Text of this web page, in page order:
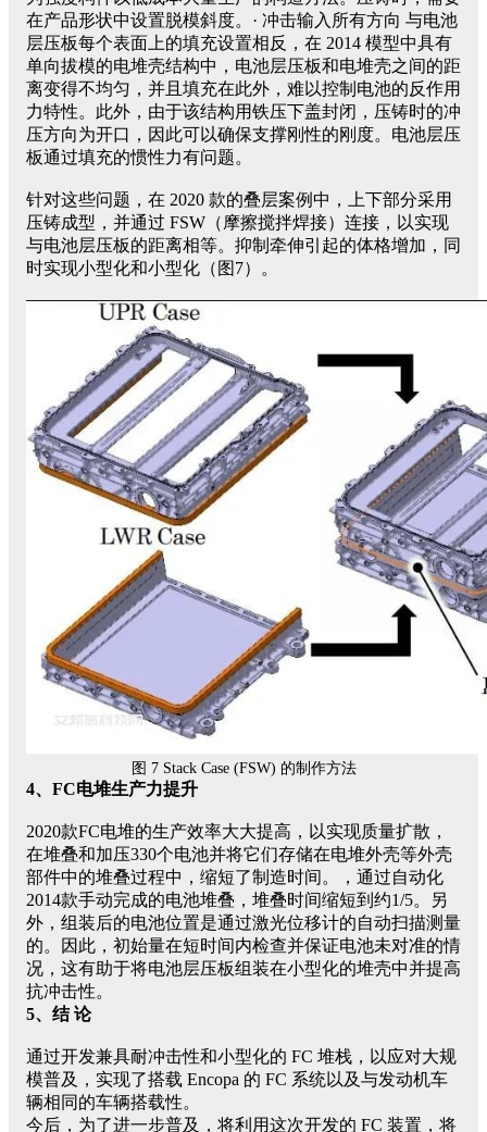
在产品形状中设置脱模斜度。· 冲击输入所有方向 与电池
层压板每个表面上的填充设置相反，在 2014 模型中具有
单向拔模的电堆壳结构中，电池层压板和电堆壳之间的距
离变得不均匀，并且填充在此外，难以控制电池的反作用
力特性。此外，由于该结构用铁压下盖封闭，压铸时的冲
压方向为开口，因此可以确保支撑刚性的刚度。电池层压
板通过填充的惯性力有问题。
针对这些问题，在 2020 款的叠层案例中，上下部分采用
压铸成型，并通过 FSW（摩擦搅拌焊接）连接，以实现
与电池层压板的距离相等。抑制牵伸引起的体格增加，同
时实现小型化和小型化（图7）。
图 7 Stack Case (FSW) 的制作方法
4、FC电堆生产力提升
2020款FC电堆的生产效率大大提高，以实现质量扩散，
在堆叠和加压330个电池并将它们存储在电堆外壳等外壳
部件中的堆叠过程中，缩短了制造时间。，通过自动化
2014款手动完成的电池堆叠，堆叠时间缩短到约1/5。另
外，组装后的电池位置是通过激光位移计的自动扫描测量
的。因此，初始量在短时间内检查并保证电池未对准的情
况，这有助于将电池层压板组装在小型化的堆壳中并提高
抗冲击性。
5、结 论
通过开发兼具耐冲击性和小型化的 FC 堆栈，以应对大规
模普及，实现了搭载 Encopa 的 FC 系统以及与发动机车
辆相同的车辆搭载性。
今后，为了进一步普及，将利用这次开发的 FC 装置，将